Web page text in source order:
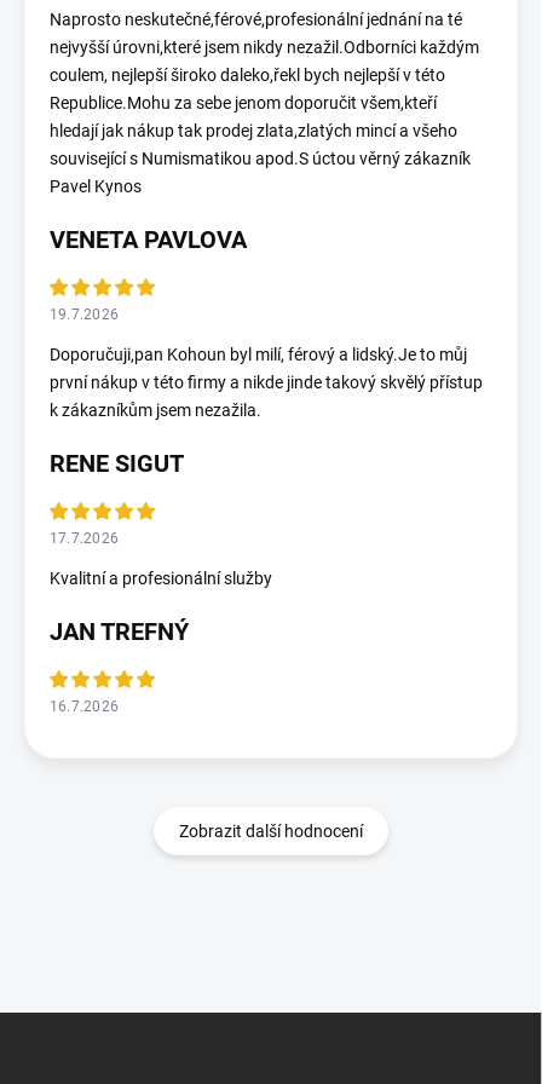
Naprosto neskutečné,férové,profesionální jednání na té
nejvyšší úrovni,které jsem nikdy nezažil.Odborníci každým
coulem, nejlepší široko daleko,řekl bych nejlepší v této
Republice.Mohu za sebe jenom doporučit všem,kteří
hledají jak nákup tak prodej zlata,zlatých mincí a všeho
související s Numismatikou apod.S úctou věrný zákazník
Pavel Kynos
VENETA PAVLOVA
19.7.2026
Doporučuji,pan Kohoun byl milí, férový a lidský.Je to můj
první nákup v této firmy a nikde jinde takový skvělý přístup
k zákazníkům jsem nezažila.
RENE SIGUT
17.7.2026
Kvalitní a profesionální služby
JAN TREFNÝ
16.7.2026
Zobrazit další hodnocení